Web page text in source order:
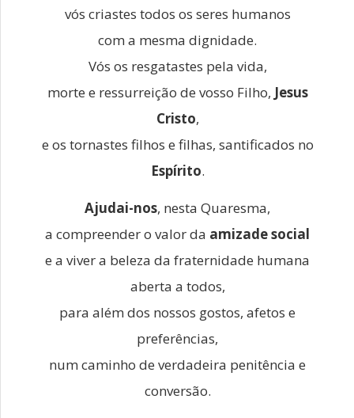
vós criastes todos os seres humanos
com a mesma dignidade.
Vós os resgatastes pela vida,
morte e ressurreição de vosso Filho, Jesus
Cristo,
e os tornastes filhos e filhas, santificados no
Espírito.
Ajudai-nos, nesta Quaresma,
a compreender o valor da amizade social
e a viver a beleza da fraternidade humana
aberta a todos,
para além dos nossos gostos, afetos e
preferências,
num caminho de verdadeira penitência e
conversão.